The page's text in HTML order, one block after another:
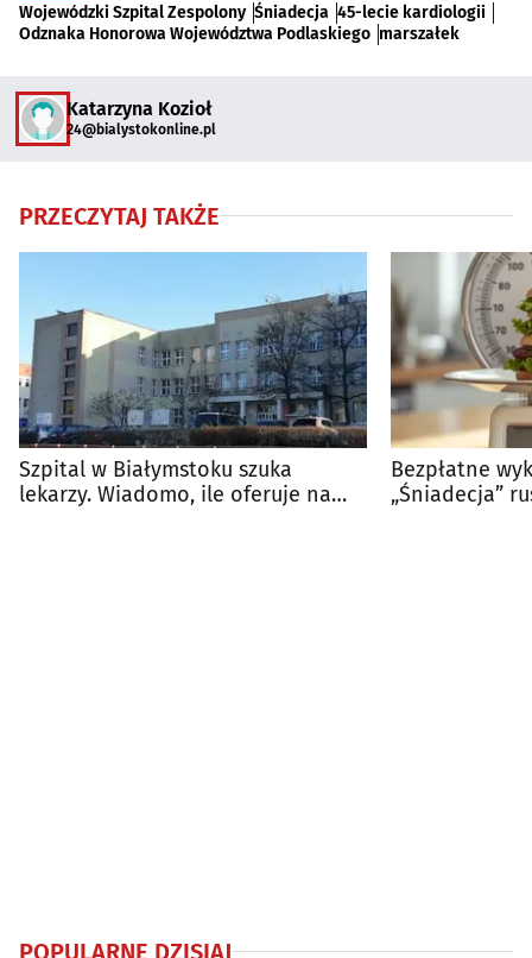
Wojewódzki Szpital Zespolony Śniadecja 45-lecie kardiologii
Odznaka Honorowa Województwa Podlaskiego marszałek
Katarzyna Kozioł
24@bialystokonline.pl
PRZECZYTAJ TAKŻE
Szpital w Białymstoku szuka
lekarzy. Wiadomo, ile oferuje na
Bezpłatne
„Śniadecja”
POPULARNE DZISIAJ